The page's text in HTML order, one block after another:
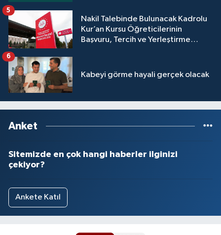
Nakil Talebinde Bulunacak Kadrolu
Kur’an Kursu Öğreticilerinin
Başvuru, Tercih ve Yerleştirme
5
Kabeyi görme hayali gerçek olacak
6
Anket
Sitemizde en çok hangi haberler ilginizi
çekiyor?
Ankete Katıl